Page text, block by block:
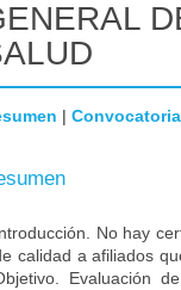
| Convocatoria
No hay
calidad a afiliados
Evaluación